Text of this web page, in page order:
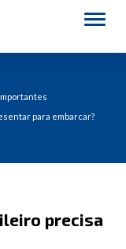
para embarcar?
precisa